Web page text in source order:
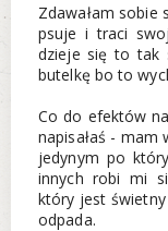
Zdawałam sobie
psuje i traci
dzieje się to tak
butelkę bo to
Co do efektów
napisałaś -
jedynym po
innych robi mi
który jest świetny
odpada.